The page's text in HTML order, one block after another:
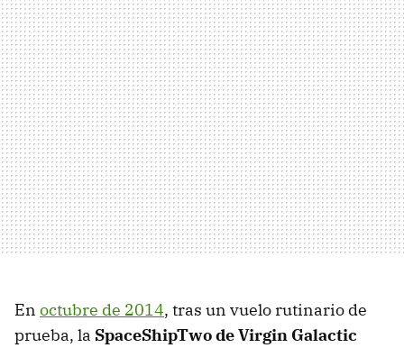
En octubre de 2014, tras un vuelo rutinario de
prueba, la SpaceShipTwo de Virgin Galactic